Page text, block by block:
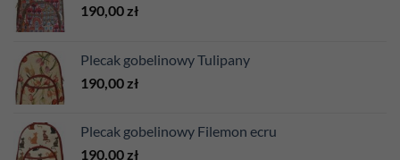
190,00 zł
Plecak gobelinowy Tulipany
190,00 zł
Plecak gobelinowy Filemon ecru
190,00 zł